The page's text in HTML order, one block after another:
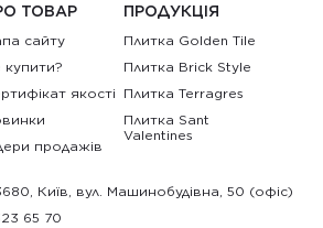
ТОВАР
сайту
купити?
якості
продажів
ПРОДУКЦІЯ
Плитка Golden Tile
Плитка Brick Style
Плитка Terragres
Плитка Sant
Valentines
Київ, вул. Машинобудівна, 50 (офіс)
65 70